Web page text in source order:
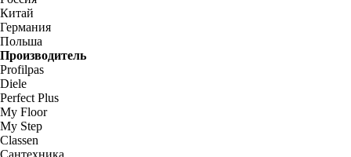
Китай
Германия
Польша
Производитель
Profilpas
Diele
Perfect Plus
My Floor
My Step
Classen
Сантехника